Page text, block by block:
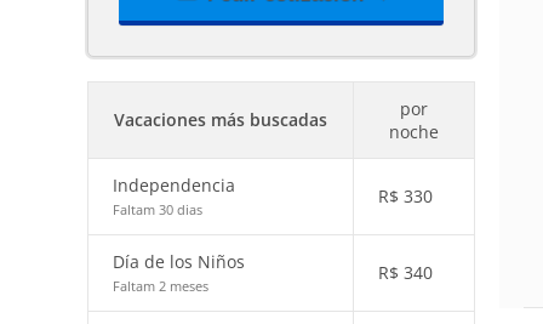
Vacaciones más buscadas
por
noche
Independencia
Faltam 30 dias
R$ 330
Día de los Niños
Faltam 2 meses
R$ 340